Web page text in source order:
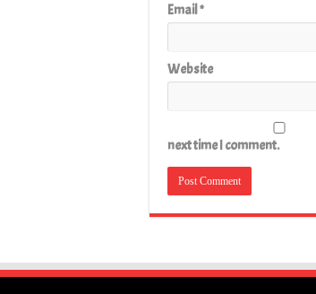
Email*
Website
next time I comment.